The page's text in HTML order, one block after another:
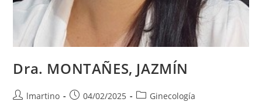
Dra. MONTAÑES, JAZMÍN
lmartino 04/02/2025 Ginecología